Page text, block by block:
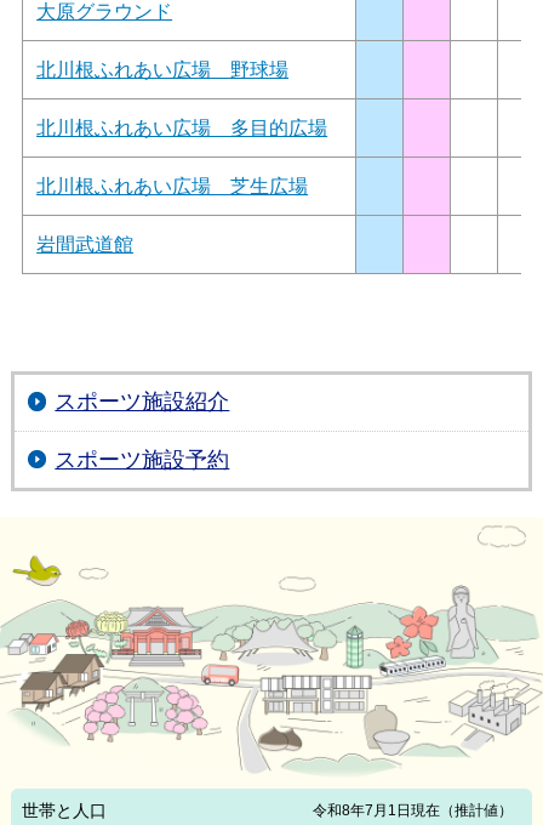
大原グラウンド
北川根ふれあい広場 野球場
北川根ふれあい広場 多目的広場
北川根ふれあい広場 芝生広場
岩間武道館
スポーツ施設紹介
スポーツ施設予約